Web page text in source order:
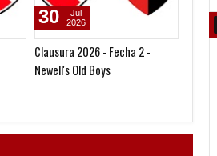
Clausura 2026 - Fecha 2 -
Newell's Old Boys
30
Jul
2026
fue
mi
28